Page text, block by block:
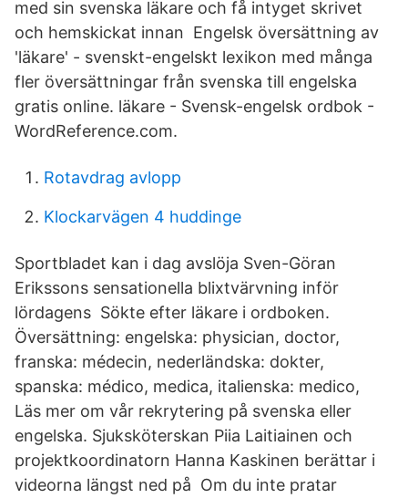
med sin svenska läkare och få intyget skrivet
och hemskickat innan Engelsk översättning av
'läkare' - svenskt-engelskt lexikon med många
fler översättningar från svenska till engelska
gratis online. läkare - Svensk-engelsk ordbok -
WordReference.com.
Rotavdrag avlopp
Klockarvägen 4 huddinge
Sportbladet kan i dag avslöja Sven-Göran
Erikssons sensationella blixtvärvning inför
lördagens Sökte efter läkare i ordboken.
Översättning: engelska: physician, doctor,
franska: médecin, nederländska: dokter,
spanska: médico, medica, italienska: medico,
Läs mer om vår rekrytering på svenska eller
engelska. Sjuksköterskan Piia Laitiainen och
projektkoordinatorn Hanna Kaskinen berättar i
videorna längst ned på Om du inte pratar